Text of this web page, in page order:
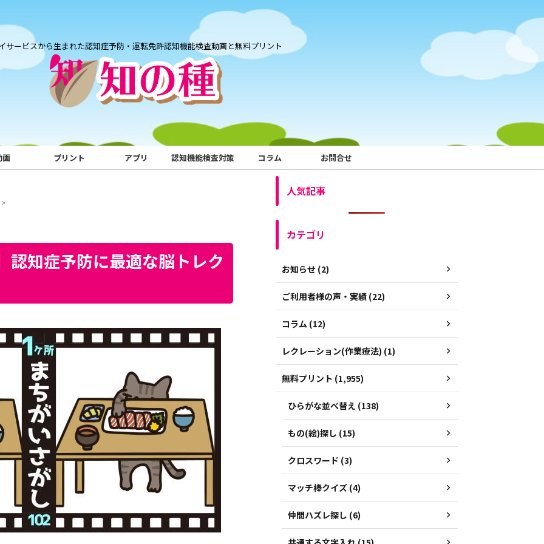
サービスから生まれた認知症予防・運転免許認知機能検査動画と無料プリント
画 プリント アプリ 認知機能検査対策 コラム お問合せ
>
認知症予防に最適な脳トレク
人気記事
カテゴリ
お知らせ (2)
ご利用者様の声・実績 (22)
コラム (12)
レクレーション(作業療法) (1)
無料プリント (1,955)
ひらがな並べ替え (138)
もの(絵)探し (15)
クロスワード (3)
マッチ棒クイズ (4)
仲間ハズレ探し (6)